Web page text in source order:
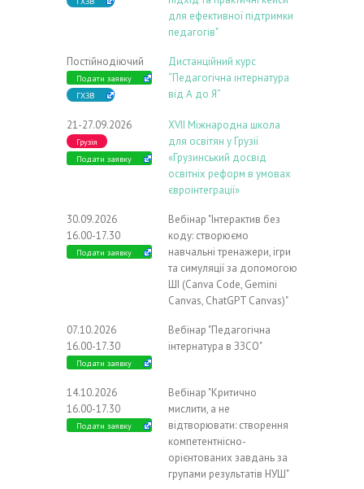
для ефективної підтримки
педагогів"
Постійнодіючий
Подати заявку
ГХЗВ
Дистанційний курс
“Педагогічна інтернатура
від А до Я”
21-27.09.2026
Грузія
Подати заявку
ХVIІ Міжнародна школа
для освітян у Грузії
«Грузинський досвід
освітніх реформ в умовах
євроінтеграції»
30.09.2026
16.00-17.30
Подати заявку
Вебінар "Інтерактив без
коду: створюємо
навчальні тренажери, ігри
та симуляції за допомогою
ШІ (Canva Code, Gemini
Canvas, ChatGPT Canvas)"
07.10.2026
16.00-17.30
Подати заявку
Вебінар "Педагогічна
інтернатура в ЗЗСО"
14.10.2026
16.00-17.30
Подати заявку
Вебінар "Критично
мислити, а не
відтворювати: створення
компетентнісно-
орієнтованих завдань за
групами результатів НУШ"